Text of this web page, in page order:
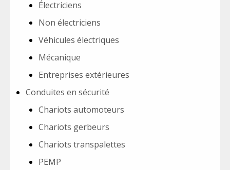
Électriciens
Non électriciens
Véhicules électriques
Mécanique
Entreprises extérieures
Conduites en sécurité
Chariots automoteurs
Chariots gerbeurs
Chariots transpalettes
PEMP